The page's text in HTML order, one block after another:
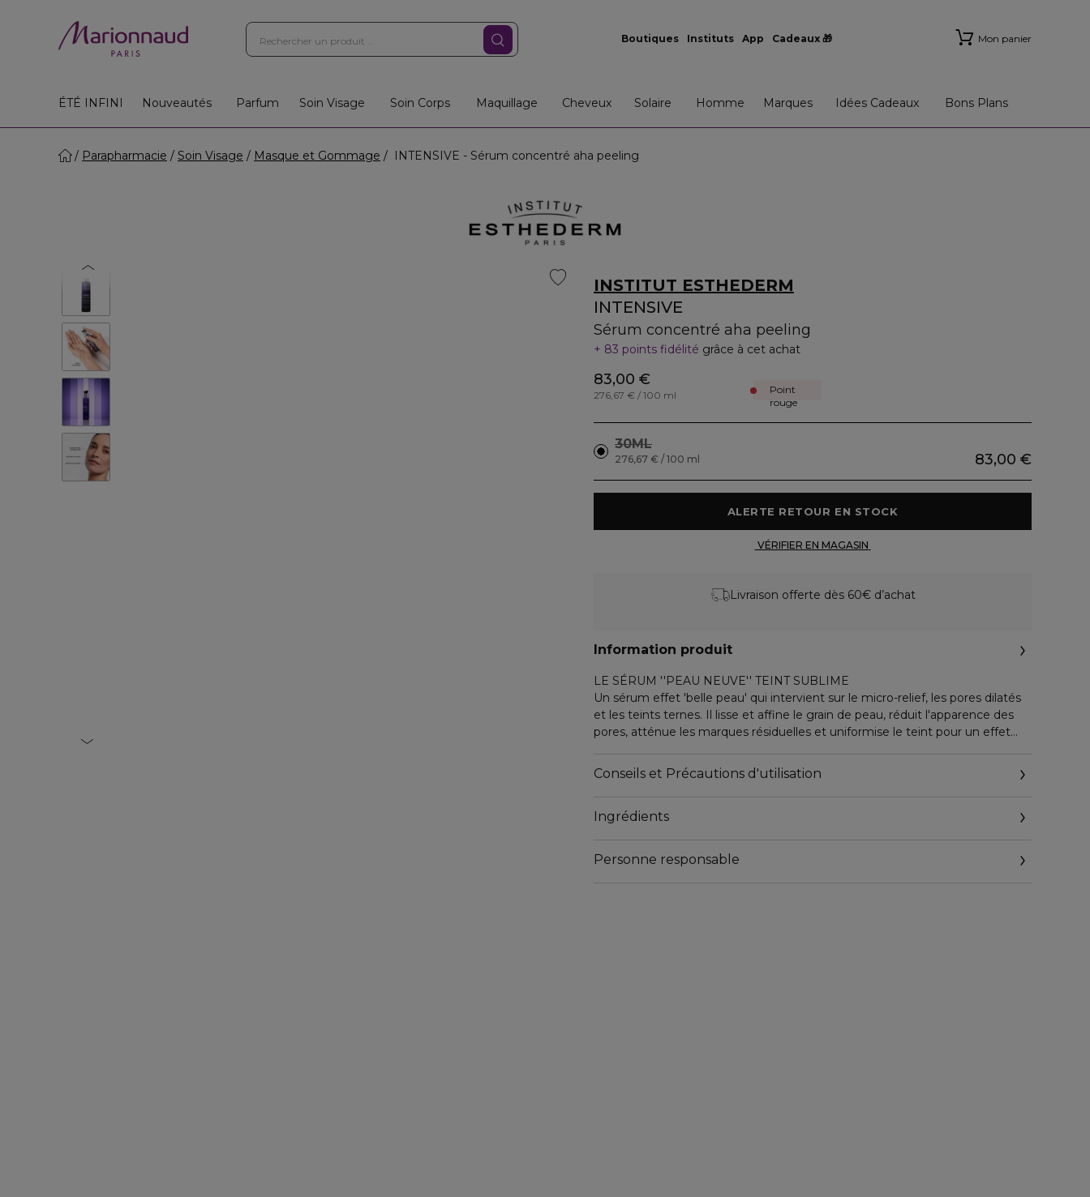
Boutiques Instituts App Cadeaux 🎁 Mon panier
ÉTÉ INFINI Nouveautés Parfum Soin Visage Soin Corps Maquillage Cheveux Solaire Homme Marques Idées Cadeaux Bons Plans
Parapharmacie Soin Visage Masque et Gommage INTENSIVE - Sérum concentré aha peeling
INSTITUT ESTHEDERM
INTENSIVE
Sérum concentré aha peeling
83 points fidélité grâce à cet achat
83,00 €
276,67 € / 100 ml
Point
rouge
30ML
83,00 €
276,67 € / 100 ml
Livraison offerte dès 60€ d’achat
Information produit
LE SÉRUM ''PEAU NEUVE'' TEINT SUBLIME
Un sérum effet 'belle peau' qui intervient sur le micro-relief, les pores dilatés
et les teints ternes. Il lisse et affine le grain de peau, réduit l'apparence des
pores, atténue les marques résiduelles et uniformise le teint pour un effet
Conseils et Précautions d'utilisation
Ingrédients
Personne responsable